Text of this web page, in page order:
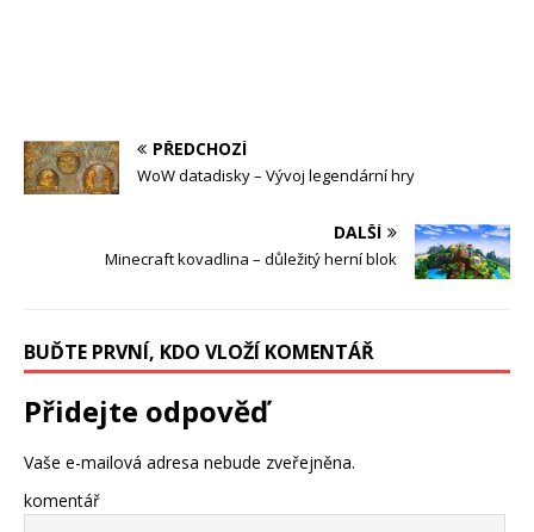
PŘEDCHOZÍ
WoW datadisky – Vývoj legendární hry
DALŠÍ
Minecraft kovadlina – důležitý herní blok
BUĎTE PRVNÍ, KDO VLOŽÍ KOMENTÁŘ
Přidejte odpověď
Vaše e-mailová adresa nebude zveřejněna.
komentář